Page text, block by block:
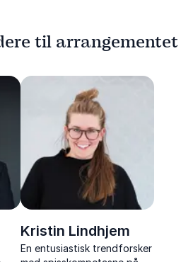
til arrangementet
Kristin Lindhjem
En entusiastisk trendforsker